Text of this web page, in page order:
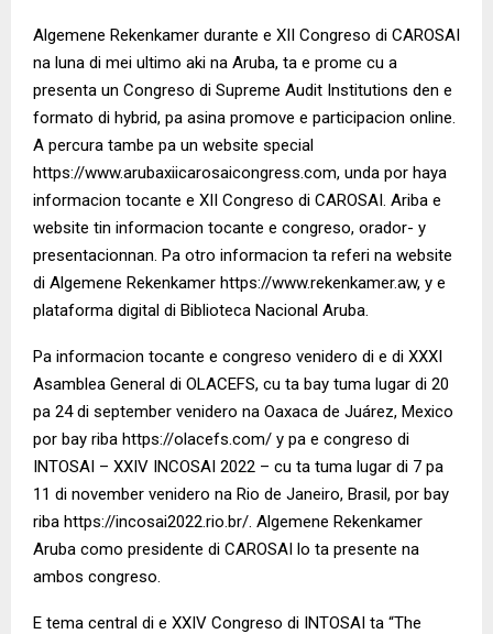
Algemene Rekenkamer durante e XII Congreso di CAROSAI
na luna di mei ultimo aki na Aruba, ta e prome cu a
presenta un Congreso di Supreme Audit Institutions den e
formato di hybrid, pa asina promove e participacion online.
A percura tambe pa un website special
https://www.arubaxiicarosaicongress.com, unda por haya
informacion tocante e XII Congreso di CAROSAI. Ariba e
website tin informacion tocante e congreso, orador- y
presentacionnan. Pa otro informacion ta referi na website
di Algemene Rekenkamer https://www.rekenkamer.aw, y e
plataforma digital di Biblioteca Nacional Aruba.
Pa informacion tocante e congreso venidero di e di XXXI
Asamblea General di OLACEFS, cu ta bay tuma lugar di 20
pa 24 di september venidero na Oaxaca de Juárez, Mexico
por bay riba https://olacefs.com/ y pa e congreso di
INTOSAI – XXIV INCOSAI 2022 – cu ta tuma lugar di 7 pa
11 di november venidero na Rio de Janeiro, Brasil, por bay
riba https://incosai2022.rio.br/. Algemene Rekenkamer
Aruba como presidente di CAROSAI lo ta presente na
ambos congreso.
E tema central di e XXIV Congreso di INTOSAI ta “The